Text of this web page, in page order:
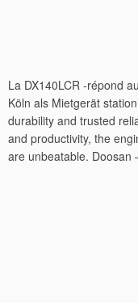
La DX140LCR -répond
Köln als Mietgerät
durability and trusted
and productivity, the
are unbeatable. Doosan